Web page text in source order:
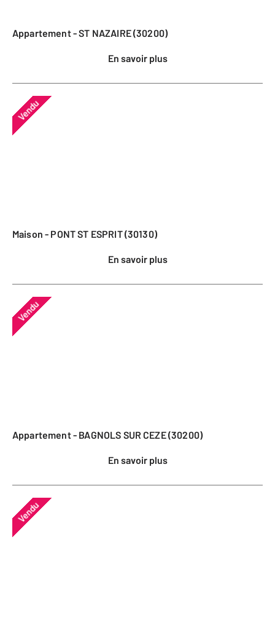
Appartement - ST NAZAIRE (30200)
En savoir plus
Vendu
Maison - PONT ST ESPRIT (30130)
En savoir plus
Vendu
Appartement - BAGNOLS SUR CEZE (30200)
En savoir plus
Vendu